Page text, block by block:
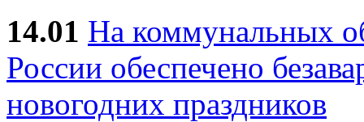
14.01 На коммунальных
России обеспечено
новогодних праздников